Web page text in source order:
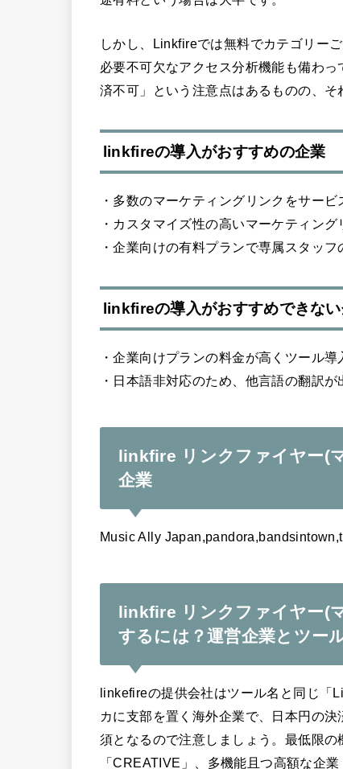
しかし、Linkfireでは無料でカテゴリー
必要不可欠なアクセス分析機能も備わ
済不可」という注意点はあるものの、そ
linkfireの導入がおすすめの企業
・多数のマーケティングリンクをサー
・カスタマイズ性の高いマーケティン
・企業向けの有料プランで専属スタッ
linkfireの導入がおすすめできな
・企業向けプランの料金が高くツール
・日本語非対応のため、他言語の翻訳が
linkfire リンクファイヤー(
企業
Music Ally
linkfire リンクファイヤー(
するには？運営企業とツー
linkefireの提供会社はツール名と同じ「
カに支部を置く海外企業で、日本円の
須となるので注意しましょう。最低限
「CREATIVE」、多機能且つ高額な企